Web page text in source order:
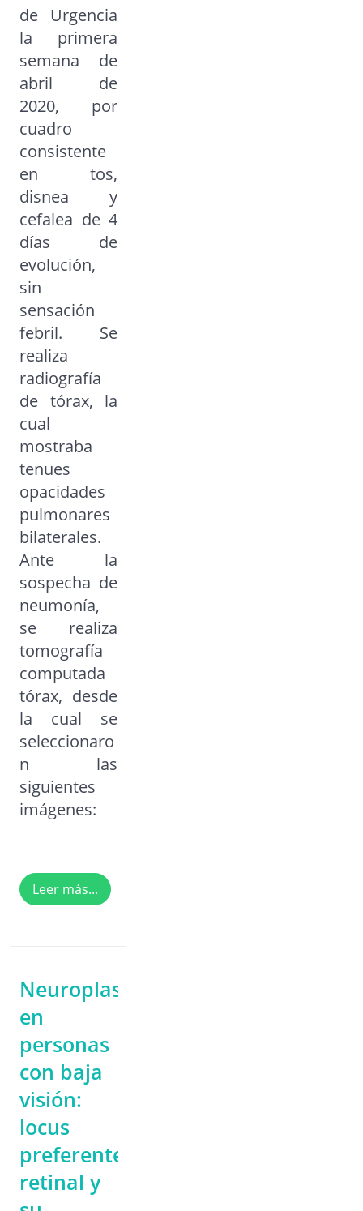
de Urgencia
la primera
semana de
abril de
2020, por
cuadro
consistente
en tos,
disnea y
cefalea de 4
días de
evolución,
sin
sensación
febril. Se
realiza
radiografía
de tórax, la
cual
mostraba
tenues
opacidades
pulmonares
bilaterales.
Ante la
sospecha de
neumonía,
se realiza
tomografía
computada
tórax, desde
la cual se
seleccionaro
n las
siguientes
imágenes:
Leer más...
Neuroplasticidad
en
personas
con baja
visión:
locus
preferente
retinal y